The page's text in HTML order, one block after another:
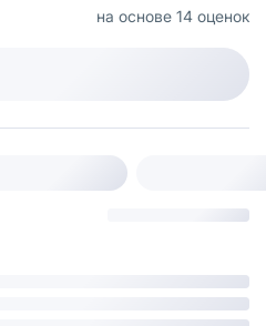
на основе 14 оценок